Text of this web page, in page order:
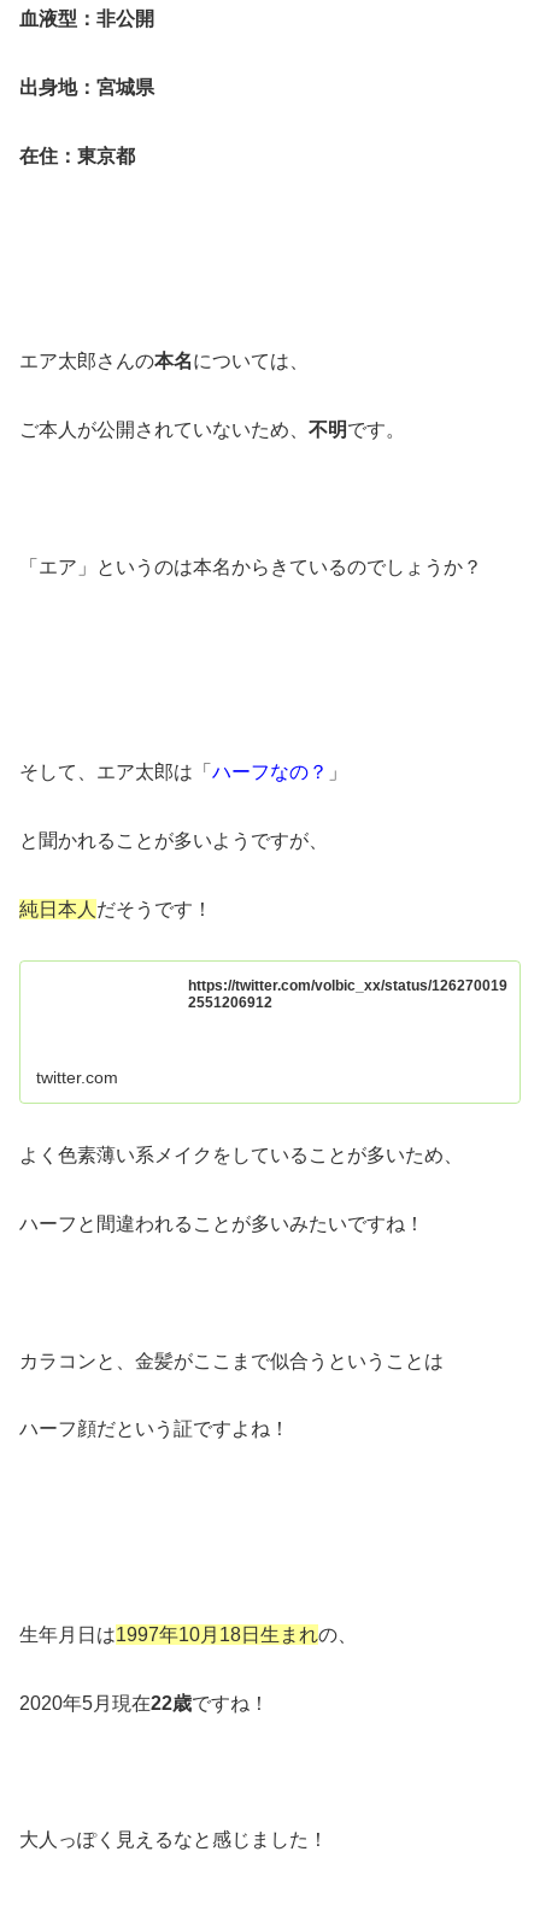
血液型：非公開
出身地：宮城県
在住：東京都
エア太郎さんの本名については、
ご本人が公開されていないため、 不明です。
「エア」というのは本名からきているのでしょうか？
そして、エア太郎は「 ハーフなの？ 」
と聞かれることが多いようですが、
純日本人 だそうです！
https://twitter.com/volbic_xx/status/126270019
2551206912
twitter.com
よく色素薄い系メイクをしていることが多いため、
ハーフと間違われることが多いみたいですね！
カラコンと、金髪がここまで似合うということは
ハーフ顔だという証ですよね！
生年月日は1997年10月18日生まれの、
2020年5月現在22歳ですね！
大人っぽく見えるなと感じました！